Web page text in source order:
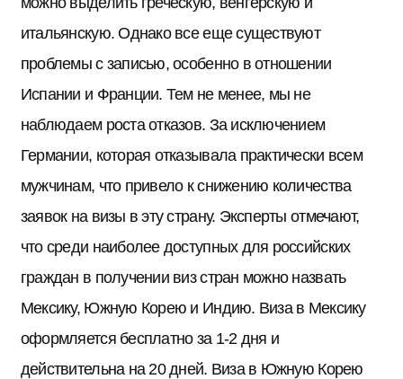
итальянскую. Однако все еще существуют
проблемы с записью, особенно в отношении
Испании и Франции. Тем не менее, мы не
наблюдаем роста отказов. За исключением
Германии, которая отказывала практически всем
мужчинам, что привело к снижению количества
заявок на визы в эту страну. Эксперты отмечают,
что среди наиболее доступных для российских
граждан в получении виз стран можно назвать
Мексику, Южную Корею и Индию. Виза в Мексику
оформляется бесплатно за 1-2 дня и
действительна на 20 дней. Виза в Южную Корею